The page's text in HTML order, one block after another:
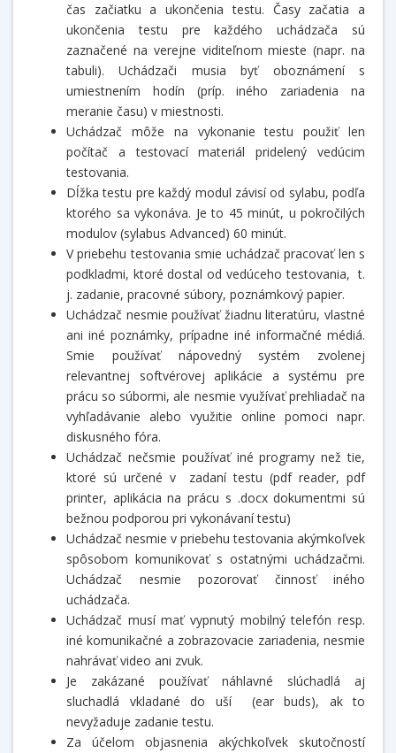
čas začiatku a ukončenia testu. Časy začatia a
ukončenia testu pre každého uchádzača sú
zaznačené na verejne viditeľnom mieste (napr. na
tabuli). Uchádzači musia byť oboznámení s
umiestnením hodín (príp. iného zariadenia na
meranie času) v miestnosti.
Uchádzač môže na vykonanie testu použiť len
počítač a testovací materiál pridelený vedúcim
testovania.
Dĺžka testu pre každý modul závisí od sylabu, podľa
ktorého sa vykonáva. Je to 45 minút, u pokročilých
modulov (sylabus Advanced) 60 minút.
V priebehu testovania smie uchádzač pracovať len s
podkladmi, ktoré dostal od vedúceho testovania, t.
j. zadanie, pracovné súbory, poznámkový papier.
Uchádzač nesmie používať žiadnu literatúru, vlastné
ani iné poznámky, prípadne iné informačné médiá.
Smie používať nápovedný systém zvolenej
relevantnej softvérovej aplikácie a systému pre
prácu so súbormi, ale nesmie využívať prehliadač na
vyhľadávanie alebo využitie online pomoci napr.
diskusného fóra.
Uchádzač nečsmie používať iné programy než tie,
ktoré sú určené v zadaní testu (pdf reader, pdf
printer, aplikácia na prácu s .docx dokumentmi sú
bežnou podporou pri vykonávaní testu)
Uchádzač nesmie v priebehu testovania akýmkoľvek
spôsobom komunikovať s ostatnými uchádzačmi.
Uchádzač nesmie pozorovať činnosť iného
uchádzača.
Uchádzač musí mať vypnutý mobilný telefón resp.
iné komunikačné a zobrazovacie zariadenia, nesmie
nahrávať video ani zvuk.
Je zakázané používať náhlavné slúchadlá aj
sluchadlá vkladané do uší (ear buds), ak to
nevyžaduje zadanie testu.
Za účelom objasnenia akýchkoľvek skutočností